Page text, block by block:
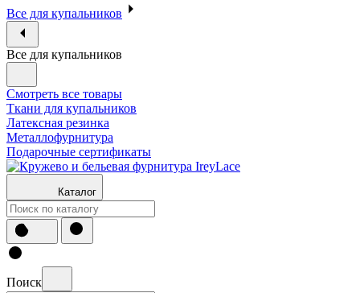
Все для купальников
Все для купальников
Смотреть все товары
Ткани для купальников
Латексная резинка
Металлофурнитура
Подарочные сертификаты
Каталог
Поиск